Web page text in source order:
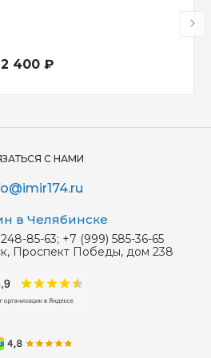
2 400 ₽
С НАМИ
в Челябинске
248-85-63; +7 (999) 585-36-65
Проспект Победы, дом 238